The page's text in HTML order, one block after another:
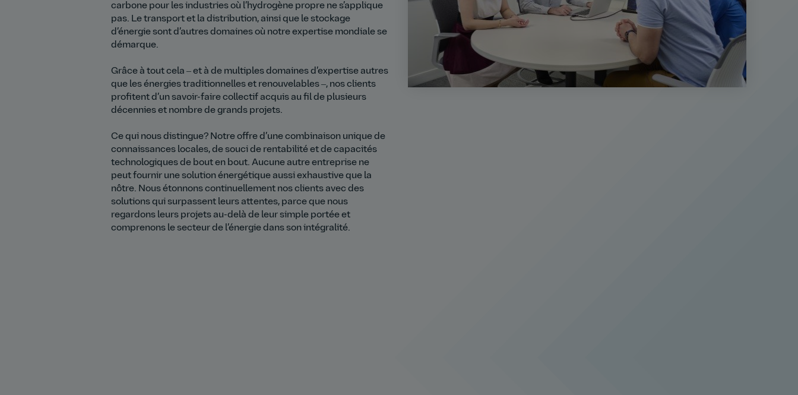
carbone pour les industries où l’hydrogène propre ne s’applique
pas. Le transport et la distribution, ainsi que le stockage
d’énergie sont d’autres domaines où notre expertise mondiale se
démarque.
Grâce à tout cela ‒ et à de multiples domaines d’expertise autres
que les énergies traditionnelles et renouvelables ‒, nos clients
profitent d’un savoir-faire collectif acquis au fil de plusieurs
décennies et nombre de grands projets.
Ce qui nous distingue? Notre offre d’une combinaison unique de
connaissances locales, de souci de rentabilité et de capacités
technologiques de bout en bout. Aucune autre entreprise ne
peut fournir une solution énergétique aussi exhaustive que la
nôtre. Nous étonnons continuellement nos clients avec des
solutions qui surpassent leurs attentes, parce que nous
regardons leurs projets au-delà de leur simple portée et
comprenons le secteur de l’énergie dans son intégralité.